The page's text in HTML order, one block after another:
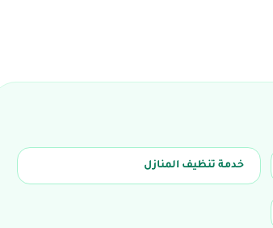
خدمة تنظيف المنازل